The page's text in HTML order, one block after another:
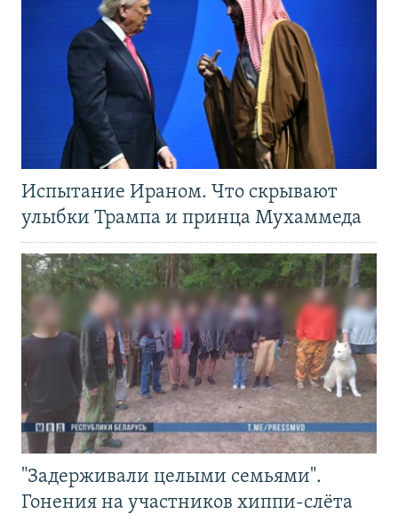
Испытание Ираном. Что скрывают
улыбки Трампа и принца Мухаммеда
"Задерживали целыми семьями".
Гонения на участников хиппи-слёта